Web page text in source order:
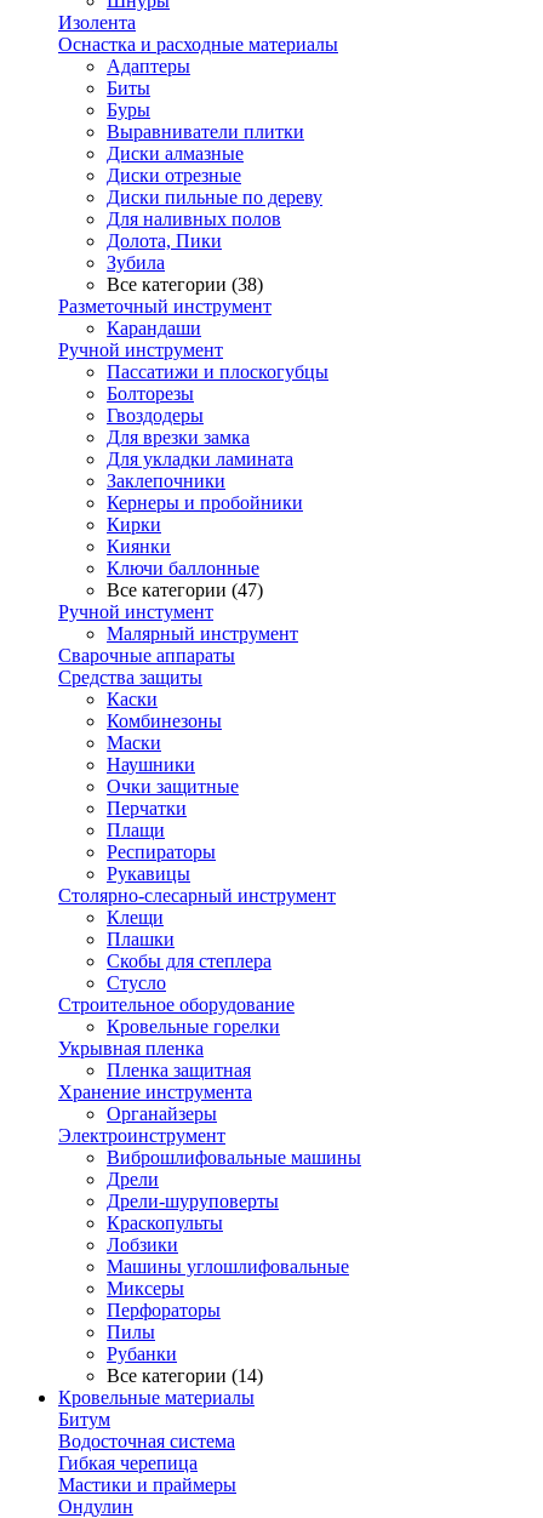
Изолента
Оснастка и расходные материалы
Адаптеры
Биты
Буры
Выравниватели плитки
Диски алмазные
Диски отрезные
Диски пильные по дереву
Для наливных полов
Долота, Пики
Зубила
Все категории (38)
Разметочный инструмент
Карандаши
Ручной инструмент
Пассатижи и плоскогубцы
Болторезы
Гвоздодеры
Для врезки замка
Для укладки ламината
Заклепочники
Кернеры и пробойники
Кирки
Киянки
Ключи баллонные
Все категории (47)
Ручной инстумент
Малярный инструмент
Сварочные аппараты
Средства защиты
Каски
Комбинезоны
Маски
Наушники
Очки защитные
Перчатки
Плащи
Респираторы
Рукавицы
Столярно-слесарный инструмент
Клещи
Плашки
Скобы для степлера
Стусло
Строительное оборудование
Кровельные горелки
Укрывная пленка
Пленка защитная
Хранение инструмента
Органайзеры
Электроинструмент
Виброшлифовальные машины
Дрели
Дрели-шуруповерты
Краскопульты
Лобзики
Машины углошлифовальные
Миксеры
Перфораторы
Пилы
Рубанки
Все категории (14)
Кровельные материалы
Битум
Водосточная система
Гибкая черепица
Мастики и праймеры
Ондулин